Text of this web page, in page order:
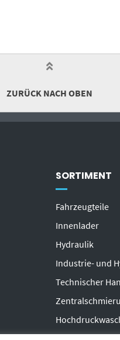
ZURÜCK NACH OBEN
SORTIMENT
Fahrzeugteile
Innenlader
Hydraulik
Industrie- und
Technischer